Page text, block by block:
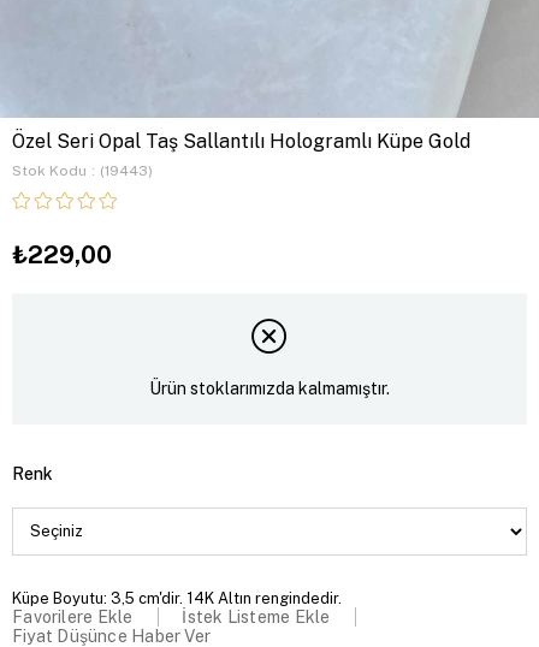
Özel Seri Opal Taş Sallantılı Hologramlı Küpe Gold
Stok Kodu (19443)
₺229,00
Ürün stoklarımızda kalmamıştır.
Renk
Küpe Boyutu: 3,5 cm'dir. 14K Altın rengindedir.
Favorilere Ekle
İstek Listeme Ekle
Fiyat Düşünce Haber Ver